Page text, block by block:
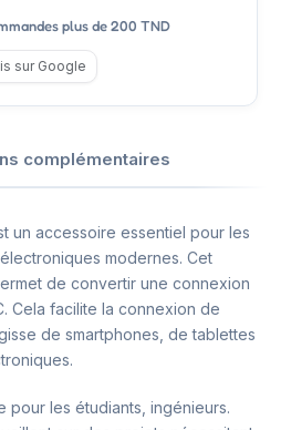
plus de 200 TND
sur Google
complémentaires
un accessoire essentiel pour les
modernes. Cet
de convertir une connexion
Cela facilite la connexion de
de smartphones, de tablettes
pour les étudiants, ingénieurs.